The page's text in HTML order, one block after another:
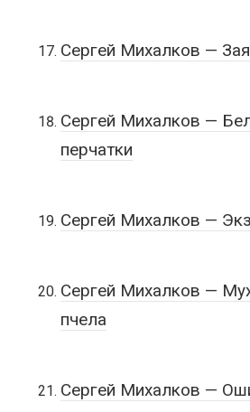
Сергей Михалков —
Сергей Михалков —
перчатки
Сергей Михалков —
Сергей Михалков —
пчела
Сергей Михалков —